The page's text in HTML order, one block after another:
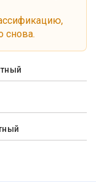
снова.